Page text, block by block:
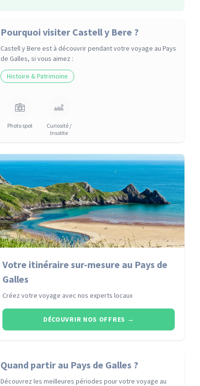
Pourquoi visiter Castell y Bere ?
Castell y Bere est à découvrir pendant votre voyage au Pays
de Galles, si vous aimez :
Histoire & Patrimoine
Photo spot
Curiosité /
Insolite
Votre itinéraire sur-mesure au Pays de
Galles
Créez votre voyage avec nos experts locaux
DÉCOUVRIR NOS OFFRES →
Quand partir au Pays de Galles ?
Découvrez les meilleures périodes pour votre voyage au